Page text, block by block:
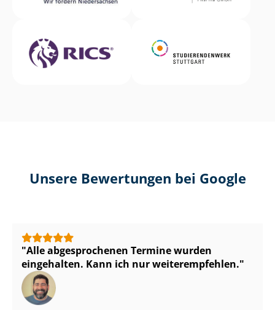
Unsere Bewertungen bei Google
Alle abgesprochenen Termine wurden
eingehalten. Kann ich nur weiterempfehlen.